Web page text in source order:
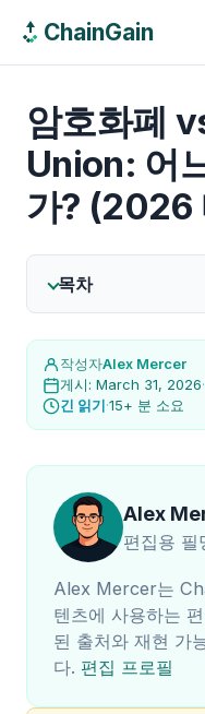
ChainGain
암호화폐
Union: 어
가? (2026
목차
작성자Alex Mercer
게시: March 31, 2026·
긴 읽기·15+ 분 소요
Alex
편집용 필
Alex Mercer는
텐츠에 사용하는
된 출처와 재현 가
다. 편집 프로필